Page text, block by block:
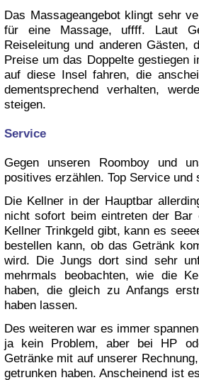
Das Massageangebot klingt sehr
für eine Massage, uffff. Laut
Reiseleitung und anderen
Preise um das Doppelte gestiegen
auf diese Insel fahren, die
dementsprechend verhalten,
steigen.
Service
Gegen unseren Roomboy und
positives erzählen. Top Service und
Die Kellner in der Hauptbar
nicht sofort beim eintreten der
Kellner Trinkgeld gibt, kann es
bestellen kann, ob das Getränk
wird. Die Jungs dort sind sehr
mehrmals beobachten, wie die
haben, die gleich zu Anfangs
haben lassen.
Des weiteren war es immer
ja kein Problem, aber bei HP
Getränke mit auf unserer
getrunken haben. Anscheinend ist